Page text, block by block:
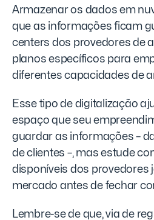
Armazenar os dados em
que as informações ficam
centers dos provedores de
planos específicos para
diferentes capacidades de
Esse tipo de digitalização
espaço que seu
guardar as informações –
de clientes –, mas estude
disponíveis dos provedores
mercado antes de fechar
Lembre-se de que, via de